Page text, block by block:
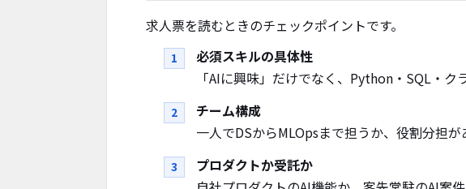
求人票を読むときのチェックポイントです。
必須スキルの具体性
「AIに興味」だけでなく、Python・SQL・
チーム構成
一人でDSからMLOpsまで担うか、役割分担
プロダクトか受託か